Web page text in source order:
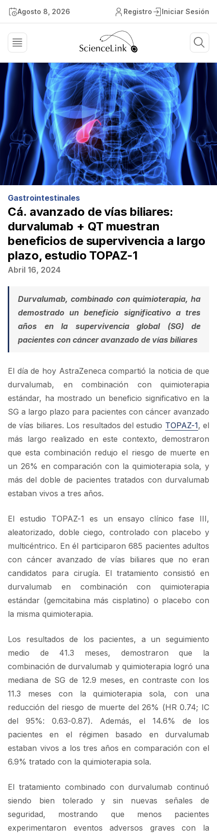
Agosto 8, 2026 Registro Iniciar Sesión
Gastrointestinales
Cá. avanzado de vías biliares:
durvalumab + QT muestran
beneficios de supervivencia a largo
plazo, estudio TOPAZ-1
Abril 16, 2024
Durvalumab, combinado con quimioterapia, ha
demostrado un beneficio significativo a tres
años en la supervivencia global (SG) de
pacientes con cáncer avanzado de vías biliares
El día de hoy AstraZeneca compartió la noticia de que
durvalumab, en combinación con quimioterapia
estándar, ha mostrado un beneficio significativo en la
SG a largo plazo para pacientes con cáncer avanzado
de vías biliares. Los resultados del estudio TOPAZ-1, el
más largo realizado en este contexto, demostraron
que esta combinación redujo el riesgo de muerte en
un 26% en comparación con la quimioterapia sola, y
más del doble de pacientes tratados con durvalumab
estaban vivos a tres años.
El estudio TOPAZ-1 es un ensayo clínico fase III,
aleatorizado, doble ciego, controlado con placebo y
multicéntrico. En él participaron 685 pacientes adultos
con cáncer avanzado de vías biliares que no eran
candidatos para cirugía. El tratamiento consistió en
durvalumab en combinación con quimioterapia
estándar (gemcitabina más cisplatino) o placebo con
la misma quimioterapia.
Los resultados de los pacientes, a un seguimiento
medio de 41.3 meses, demostraron que la
combinación de durvalumab y quimioterapia logró una
mediana de SG de 12.9 meses, en contraste con los
11.3 meses con la quimioterapia sola, con una
reducción del riesgo de muerte del 26% (HR 0.74; IC
del 95%: 0.63-0.87). Además, el 14.6% de los
pacientes en el régimen basado en durvalumab
estaban vivos a los tres años en comparación con el
6.9% tratado con la quimioterapia sola.
El tratamiento combinado con durvalumab continuó
siendo bien tolerado y sin nuevas señales de
seguridad, mostrando que menos pacientes
experimentaron eventos adversos graves con la